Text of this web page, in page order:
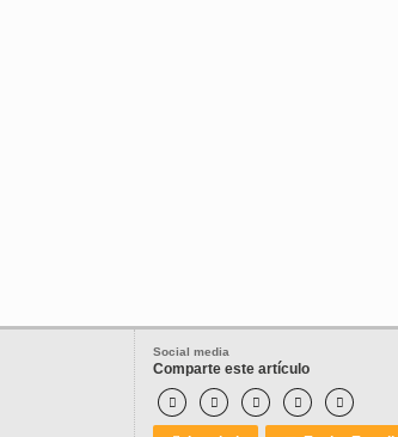
Social media
Comparte este artículo
    